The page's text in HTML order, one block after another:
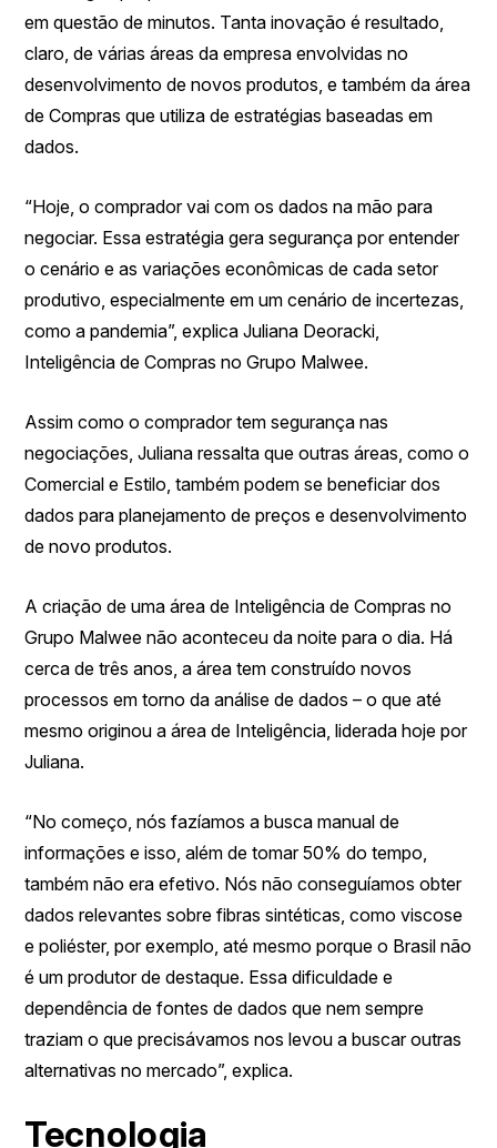
em questão de minutos. Tanta inovação é resultado,
claro, de várias áreas da empresa envolvidas no
desenvolvimento de novos produtos, e também da área
de Compras que utiliza de estratégias baseadas em
dados.
“Hoje, o comprador vai com os dados na mão para
negociar. Essa estratégia gera segurança por entender
o cenário e as variações econômicas de cada setor
produtivo, especialmente em um cenário de incertezas,
como a pandemia”, explica Juliana Deoracki,
Inteligência de Compras no Grupo Malwee.
Assim como o comprador tem segurança nas
negociações, Juliana ressalta que outras áreas, como o
Comercial e Estilo, também podem se beneficiar dos
dados para planejamento de preços e desenvolvimento
de novo produtos.
A criação de uma área de Inteligência de Compras no
Grupo Malwee não aconteceu da noite para o dia. Há
cerca de três anos, a área tem construído novos
processos em torno da análise de dados – o que até
mesmo originou a área de Inteligência, liderada hoje por
Juliana.
“No começo, nós fazíamos a busca manual de
informações e isso, além de tomar 50% do tempo,
também não era efetivo. Nós não conseguíamos obter
dados relevantes sobre fibras sintéticas, como viscose
e poliéster, por exemplo, até mesmo porque o Brasil não
é um produtor de destaque. Essa dificuldade e
dependência de fontes de dados que nem sempre
traziam o que precisávamos nos levou a buscar outras
alternativas no mercado”, explica.
Tecnologia